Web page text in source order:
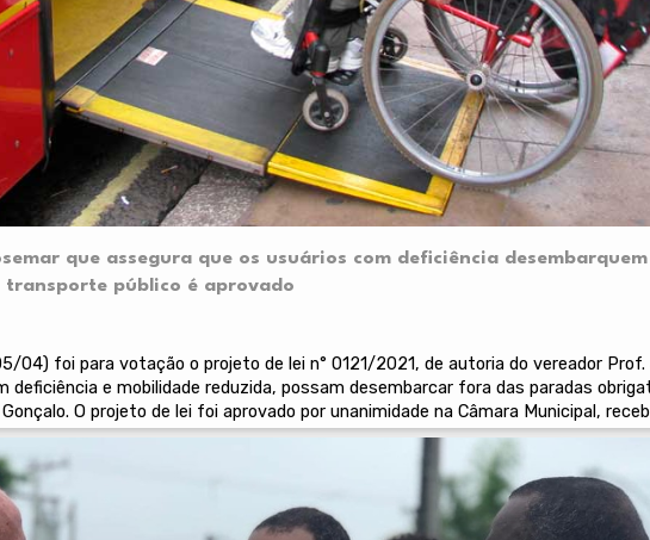
que assegura que os usuários com deficiência
público é aprovado
04) foi para votação o projeto de lei n° 0121/2021, de autoria do vereador Prof.
deficiência e mobilidade reduzida, possam desembarcar fora das paradas
O projeto de lei foi aprovado por unanimidade na Câmara Municipal,